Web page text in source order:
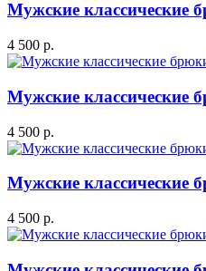
Мужские классические
4 500 р.
Мужские классические
4 500 р.
Мужские классические
4 500 р.